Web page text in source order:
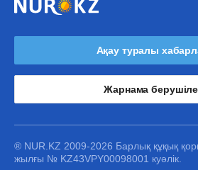
Ақау туралы
Жарнама
® NUR.KZ 2009-2026 Барлық құқық
жылғы № KZ43VPY00098001 куәлік.